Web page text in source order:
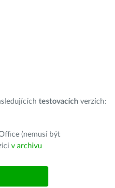
testovacích verzích:
(nemusí být
v archivu